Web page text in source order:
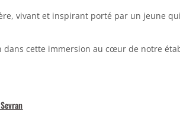
vivant et inspirant porté par un jeune
dans cette immersion au cœur de notre